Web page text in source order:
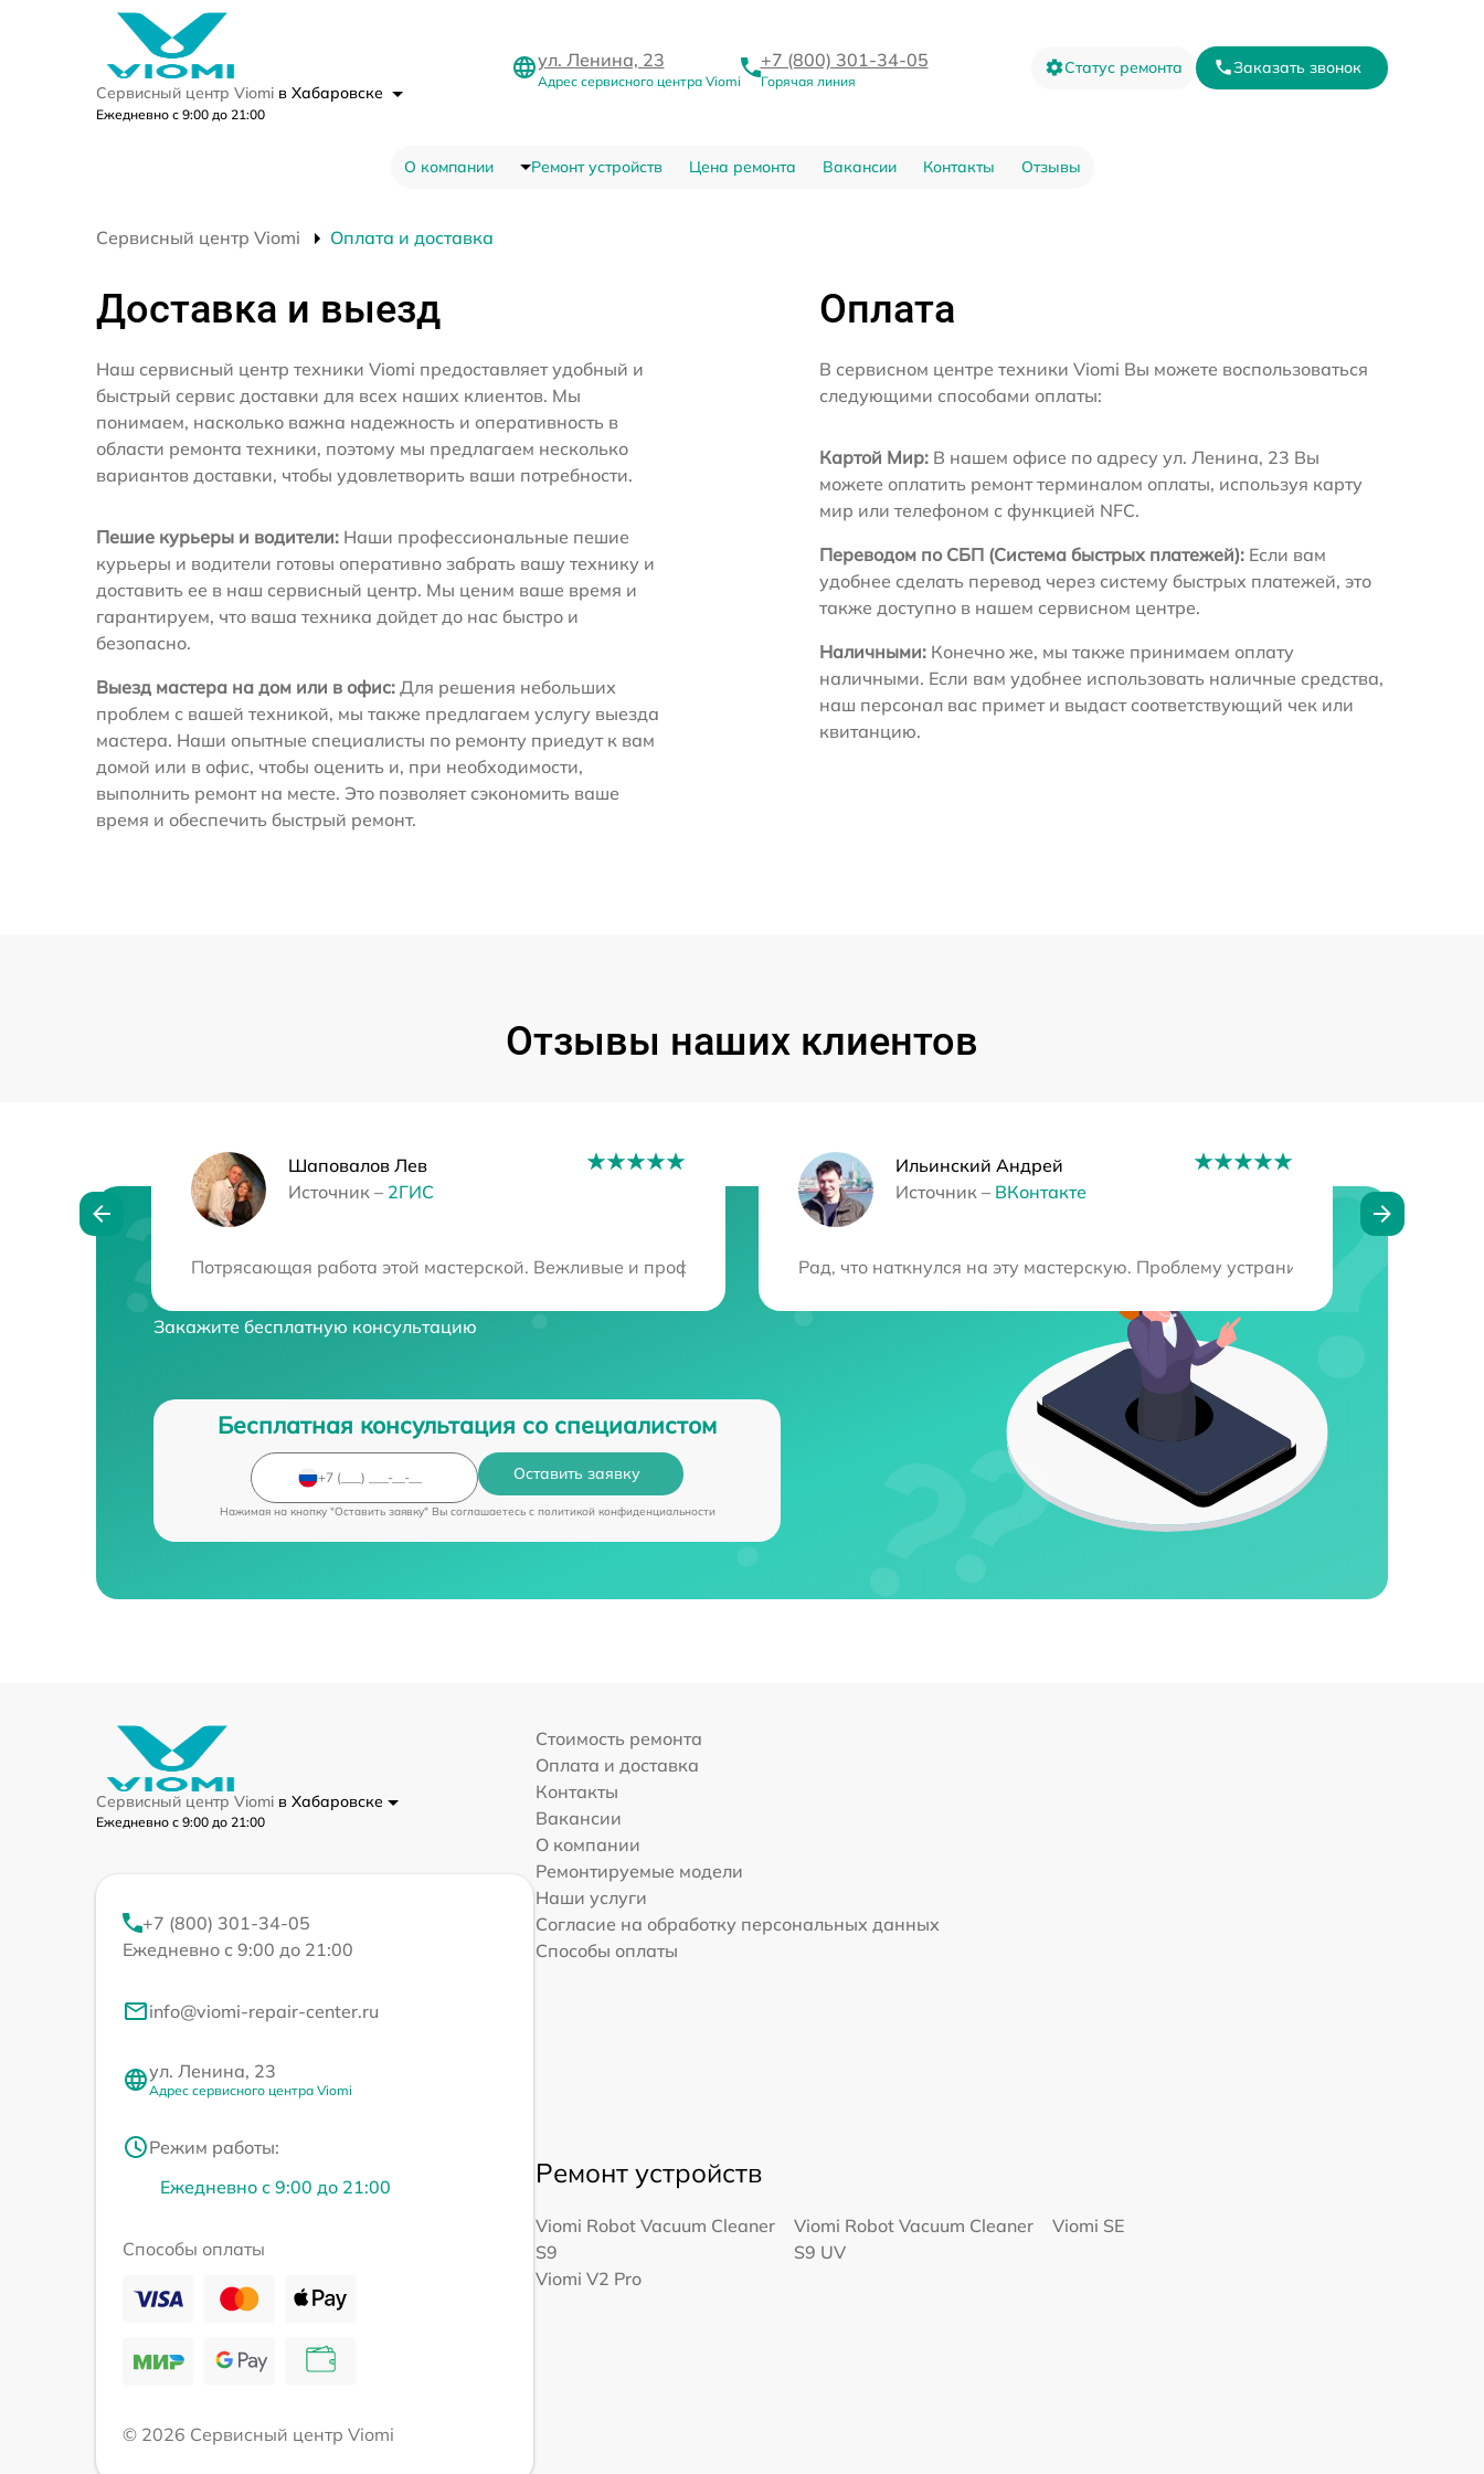
Сервисный центр Viomi в Хабаровске
Ежедневно с 9:00 до 21:00
ул. Ленина, 23
Адрес сервисного центра Viomi
+7 (800) 301-34-05
Горячая линия
Статус ремонта Заказать звонок
О компании Ремонт устройств Цена ремонта Вакансии Контакты Отзывы
Сервисный центр Viomi Оплата и доставка
Доставка и выезд
Наш сервисный центр техники Viomi предоставляет удобный и
быстрый сервис доставки для всех наших клиентов. Мы
понимаем, насколько важна надежность и оперативность в
области ремонта техники, поэтому мы предлагаем несколько
вариантов доставки, чтобы удовлетворить ваши потребности.
Пешие курьеры и водители: Наши профессиональные пешие
курьеры и водители готовы оперативно забрать вашу технику и
доставить ее в наш сервисный центр. Мы ценим ваше время и
гарантируем, что ваша техника дойдет до нас быстро и
безопасно.
Выезд мастера на дом или в офис: Для решения небольших
проблем с вашей техникой, мы также предлагаем услугу выезда
мастера. Наши опытные специалисты по ремонту приедут к вам
домой или в офис, чтобы оценить и, при необходимости,
выполнить ремонт на месте. Это позволяет сэкономить ваше
время и обеспечить быстрый ремонт.
Оплата
В сервисном центре техники Viomi Вы можете воспользоваться
следующими способами оплаты:
Картой Мир: В нашем офисе по адресу ул. Ленина, 23 Вы
можете оплатить ремонт терминалом оплаты, используя карту
мир или телефоном с функцией NFC.
Переводом по СБП (Система быстрых платежей): Если вам
удобнее сделать перевод через систему быстрых платежей, это
также доступно в нашем сервисном центре.
Наличными: Конечно же, мы также принимаем оплату
наличными. Если вам удобнее использовать наличные средства,
наш персонал вас примет и выдаст соответствующий чек или
квитанцию.
Отзывы наших клиентов
Шаповалов Лев
Источник – 2ГИС
Потрясающая работа этой мастерской. Вежливые и профессиональные сотрудники справились с ремонтом за рекордное время.
Ильинский Андрей
Источник – ВКонтакте
Рад, что наткнулся на эту мастерскую. Проблему устранили в кратчайшие
Нужна консультация?
Закажите бесплатную консультацию
Бесплатная консультация со специалистом
Оставить заявку
Нажимая на кнопку "Оставить заявку" Вы соглашаетесь c политикой конфиденциальности
Сервисный центр Viomi в Хабаровске
Ежедневно с 9:00 до 21:00
+7 (800) 301-34-05
Ежедневно с 9:00 до 21:00
info@viomi-repair-center.ru
ул. Ленина, 23
Адрес сервисного центра Viomi
Режим работы:
Ежедневно с 9:00 до 21:00
Способы оплаты
© 2026 Сервисный центр Viomi
Стоимость ремонта
Оплата и доставка
Контакты
Вакансии
О компании
Ремонтируемые модели
Наши услуги
Согласие на обработку персональных данных
Способы оплаты
Ремонт устройств
Viomi Robot Vacuum Cleaner
S9
Viomi Robot Vacuum Cleaner
S9 UV
Viomi SE
Viomi V2 Pro